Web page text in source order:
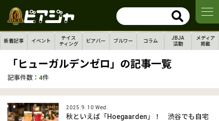
新着記事 イベント
テイス
ティング
ビアバー ブルワー コラム
JBJA
活動
メディア
掲載
「ヒューガルデンゼロ」の記事一覧
記事件数： 4件
2025.9.10 Wed.
秋といえば「Hoegaarden」！ 渋谷でも自宅